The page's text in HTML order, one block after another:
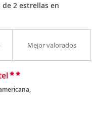
2 estrellas en
Mejor valorados